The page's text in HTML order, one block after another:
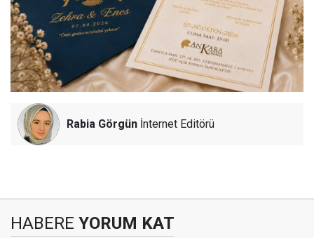
Rabia Görgün İnternet Editörü
HABERE YORUM KAT